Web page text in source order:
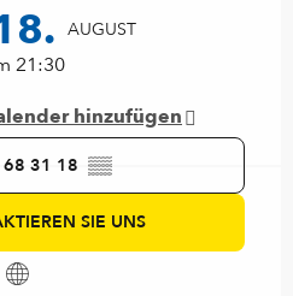
AUGUST
21:30
hinzufügen
31 18 ▒▒
SIE UNS